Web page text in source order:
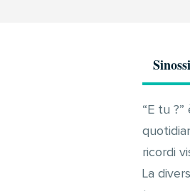
Sinossi
“E tu
ricordi
La